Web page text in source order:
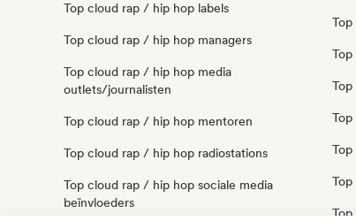
Top cloud rap / hip hop labels
Top cloud rap / hip hop managers
Top cloud rap / hip hop media
outlets/journalisten
Top cloud rap / hip hop mentoren
Top cloud rap / hip hop radiostations
Top cloud rap / hip hop sociale media
beïnvloeders
Top